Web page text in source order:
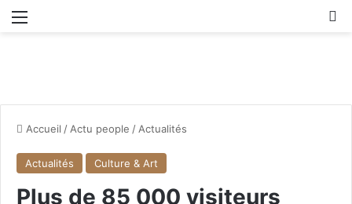
Accueil /Actu people /Actualités
Actualités Culture & Art
Plus de 85 000 visiteurs